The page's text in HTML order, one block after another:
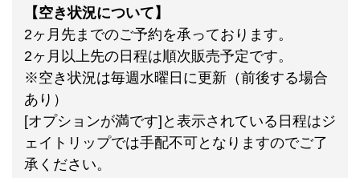
【空き状況について】
2ヶ月先までのご予約を承っております。
2ヶ月以上先の日程は順次販売予定です。
※空き状況は毎週水曜日に更新（前後する場合
あり）
[オプションが満です]と表示されている日程はジ
ェイトリップでは手配不可となりますのでご了
承ください。